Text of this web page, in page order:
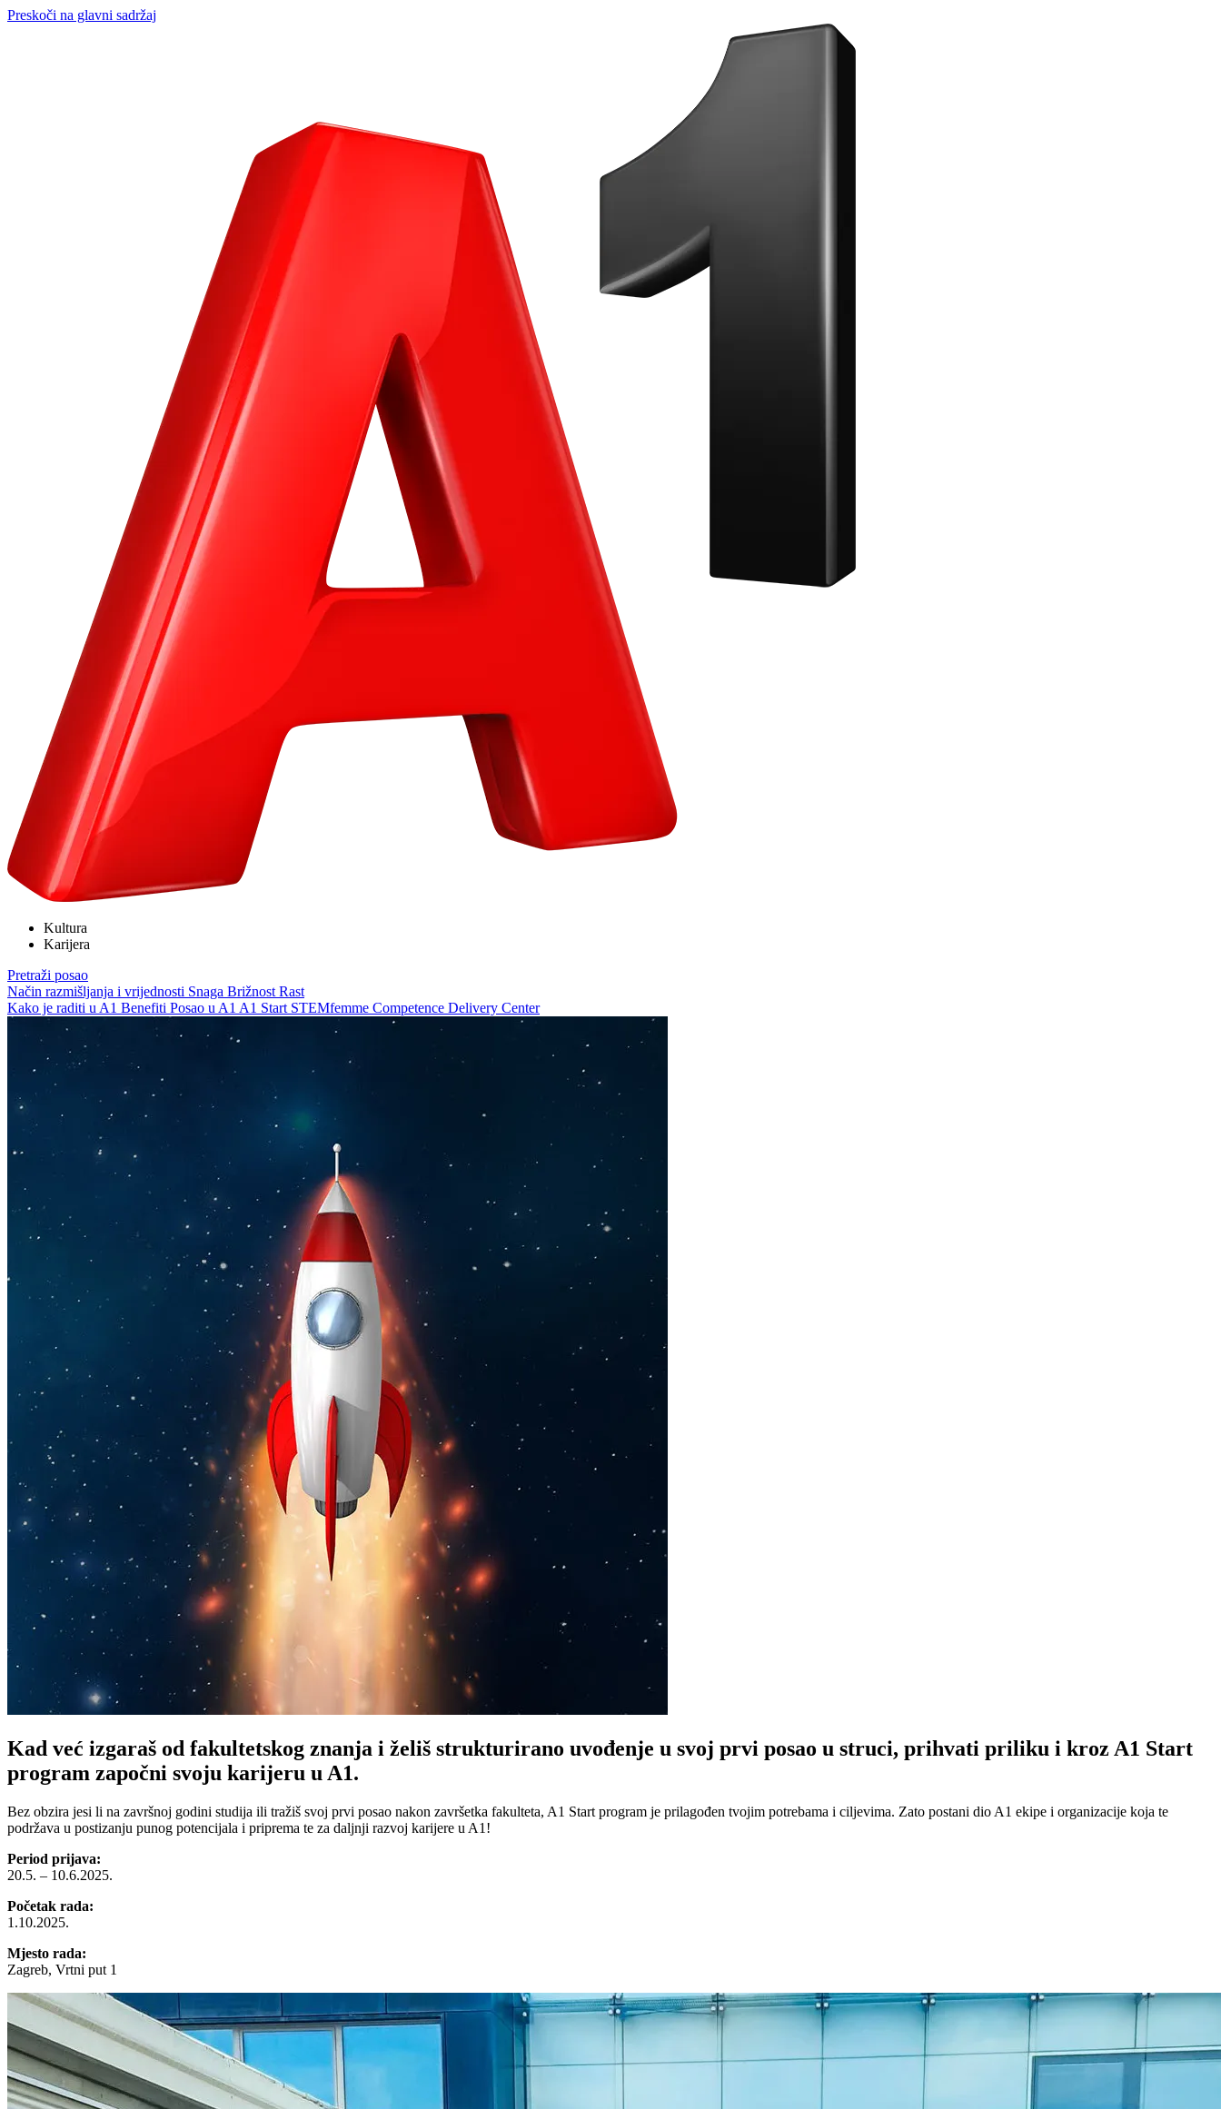
Preskoči na glavni sadržaj
Kultura
Karijera
Pretraži posao
Način razmišljanja i vrijednosti Snaga Brižnost Rast
Kako je raditi u A1 Benefiti Posao u A1 A1 Start STEMfemme Competence Delivery Center
Kad već izgaraš od fakultetskog znanja i želiš strukturirano uvođenje u svoj prvi posao u struci, prihvati priliku i kroz A1 Start
program započni svoju karijeru u A1.
Bez obzira jesi li na završnoj godini studija ili tražiš svoj prvi posao nakon završetka fakulteta, A1 Start program je prilagođen tvojim potrebama i ciljevima. Zato postani dio A1 ekipe i organizacije koja te
podržava u postizanju punog potencijala i priprema te za daljnji razvoj karijere u A1!
Period prijava:
20.5. – 10.6.2025.
Početak rada:
1.10.2025.
Mjesto rada:
Zagreb, Vrtni put 1